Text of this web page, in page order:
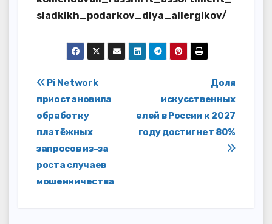
sladkikh_podarkov_dlya_allergikov/
Навигация
по
записям
Доля
искусственных
елей в России к 2027
году достигнет 80%
Pi Network
приостановила
обработку
платёжных
запросов из-за
роста случаев
мошенничества